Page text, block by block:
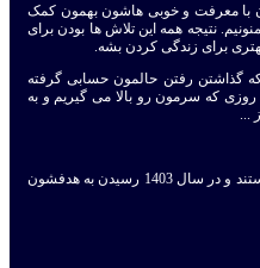
با معرفت و خوبی هاشون بهمون کمک
نتیجه همه این تلاش ها بودن برای
برای زندگی کردن بشه.
گذاشتن رفتن حالمون حسابی گرفته
که سرمون رو بالا می گیریم و به
...
به امید فردایی بهتر! ربوچیپی ها همچنان هستند و در سال 1403 رسیدن به هدفشون